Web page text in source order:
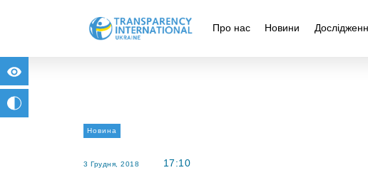
Про нас Новини
Новина
3 Грудня, 2018 17:10